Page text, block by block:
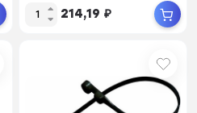
214,19 ₽